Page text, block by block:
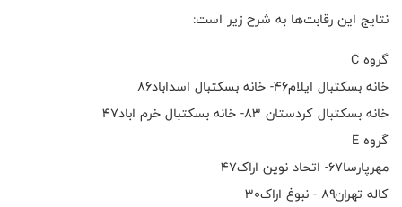
نتایج این رقابت‌ها به شرح زیر است:
گروه C
خانه بسکتبال ایلام۴۶- خانه بسکتبال اسداباد۸۶
خانه بسکتبال کردستان ۸۳- خانه بسکتبال خرم اباد۴۷
گروه E
مهرپارسا۶۷- اتحاد نوین اراک۴۷
کاله تهران۸۹ - نبوغ اراک۳۰